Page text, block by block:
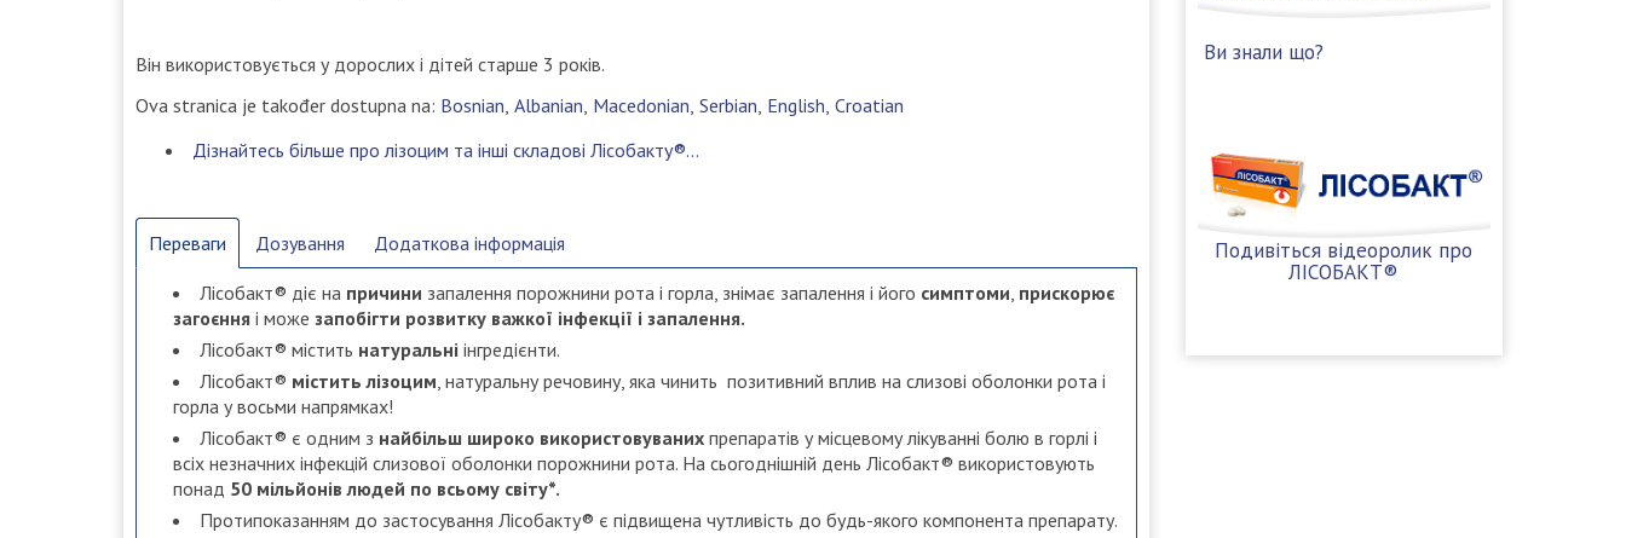
Він використовується у дорослих і дітей старше 3 років.
Ova stranica je također dostupna na: Bosnian Albanian Macedonian Serbian English Croatian
Дізнайтесь більше про лізоцим та інші складові Лісобакту®…
Переваги Дозування Додаткова інформація
Лісобакт® діє на причини запалення порожнини рота і горла, знімає запалення і його симптоми, прискорює
загоєння і може запобігти розвитку важкої інфекції і запалення.
Лісобакт® містить натуральні інгредієнти.
Лісобакт® містить лізоцим, натуральну речовину, яка чинить позитивний вплив на слизові оболонки рота і
горла у восьми напрямках!
Лісобакт® є одним з найбільш широко використовуваних препаратів у місцевому лікуванні болю в горлі і
всіх незначних інфекцій слизової оболонки порожнини рота. На сьогоднішній день Лісобакт® використовують
понад 50 мільйонів людей по всьому світу*.
Протипоказанням до застосування Лісобакту® є підвищена чутливість до будь-якого компонента препарату.
Ви знали що?
Подивіться відеоролик про
ЛІСОБАКТ®